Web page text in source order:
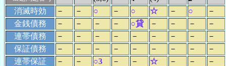
消滅時効
－ － ○ － ○ ☆ － ○
－
金銭債務
－ － － － ○貸 － － －
－
連帯債務
－ － － － － － － －
－
保証債務
－ － － － － － － －
－
連帯保証
－ － ○3 － － ☆ － －
－